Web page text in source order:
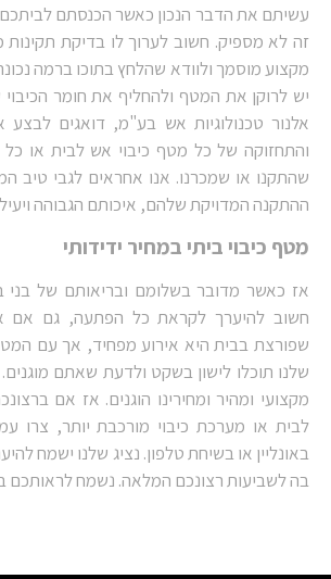
עשיתם את הדבר הנכון כאשר הכנסתם
זה לא מספיק. חשוב לערוך לו בדיקת תקינות
מקצוע מוסמך ולוודא שהלחץ בתוכו ברמה
יש לרוקן את המטף ולהחליף את חומר
אלנור טכנולוגיות אש בע"מ, דואגים
והתחזוקה של כל מטף כיבוי אש לבית או
שהתקנו או שמכרנו. אנו אחראים לגבי טיב
ההתקנה המדויקת שלהם, איכותם הגבוהה
מטף כיבוי ביתי במחיר ידידותי
אז כאשר מדובר בשלומם ובריאותם של בני
חשוב להיערך לקראת כל הפתעה, גם אם
שפורצת בבית היא אירוע מפחיד, אך עם
שלנו תוכלו לישון בשקט ולדעת שאתם
מקצועי ומהיר ומחירינו הוגנים. אז אם
לבית או מערכת כיבוי מורכבת יותר, צרו
באונליין או בשיחת טלפון. נציג שלנו ישמח
בה לשביעות רצונכם המלאה. נשמח לראותכם